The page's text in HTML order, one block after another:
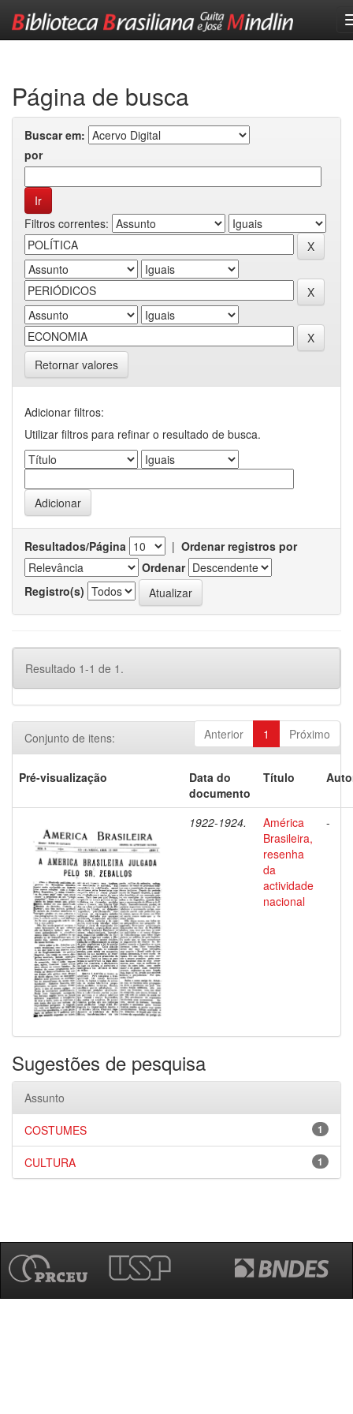
Página de busca
Buscar em:
por
Filtros correntes:
Retornar valores
Adicionar filtros:
Utilizar filtros para refinar o resultado de busca.
Resultados/Página | Ordenar registros por
Ordenar
Registro(s)
Resultado 1-1 de 1.
Anterior 1 Próximo
Conjunto de itens:
Pré-visualização
Data do
documento
Título
1922-1924.
América
Brasileira,
resenha
da
actividade
nacional
-
Sugestões de pesquisa
Assunto
1
COSTUMES
1
CULTURA